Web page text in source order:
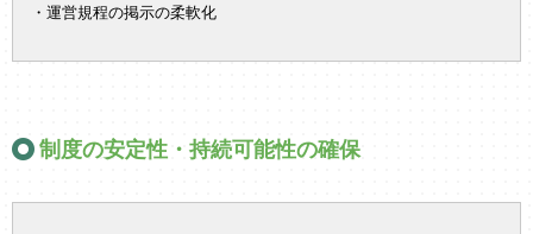
・運営規程の掲示の柔軟化
制度の安定性・持続可能性の確保